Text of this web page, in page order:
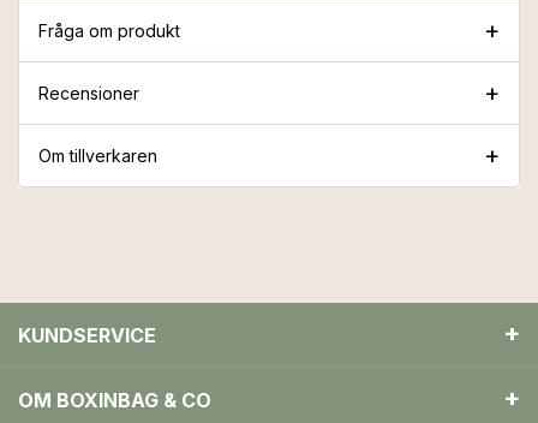
Fråga om produkt
Recensioner
Om tillverkaren
KUNDSERVICE
OM BOXINBAG & CO